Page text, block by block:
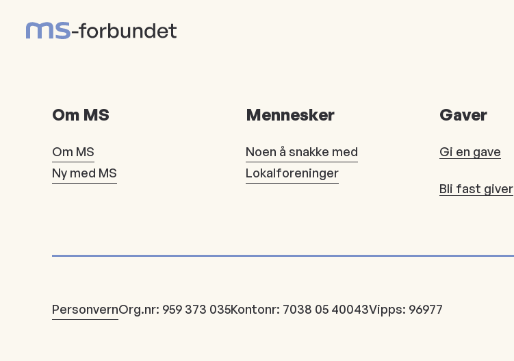
Om MS
Om MS
Ny med MS
Mennesker
Noen å snakke med
Lokalforeninger
Gaver
Gi en gave
Bli fast giver
PersonvernOrg.nr: 959 373 035Kontonr: 7038 05 40043Vipps: 96977